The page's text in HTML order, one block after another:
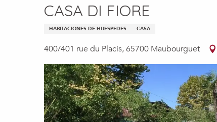
CASA DI FIORE
HABITACIONES DE HUÉSPEDES CASA
400/401 rue du Placis, 65700 Maubourguet